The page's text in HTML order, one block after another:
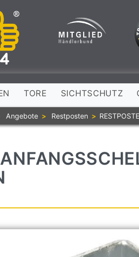
TORE SICHTSCHUTZ
Angebote Restposten